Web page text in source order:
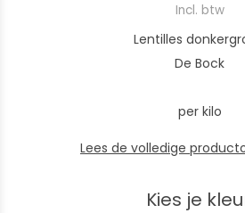
Incl. btw
Lentilles
De Bock
per kilo
Lees de volledige
Kies je